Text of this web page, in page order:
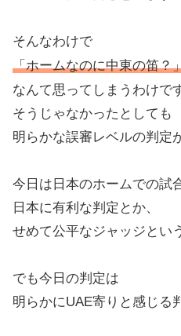
そんなわけで
「ホームなのに中東の笛？
なんて思ってしまうわけで
そうじゃなかったとしても
明らかな誤審レベルの判定
今日は日本のホームでの試
日本に有利な判定とか、
せめて公平なジャッジとい
でも今日の判定は
明らかにUAE寄りと感じる